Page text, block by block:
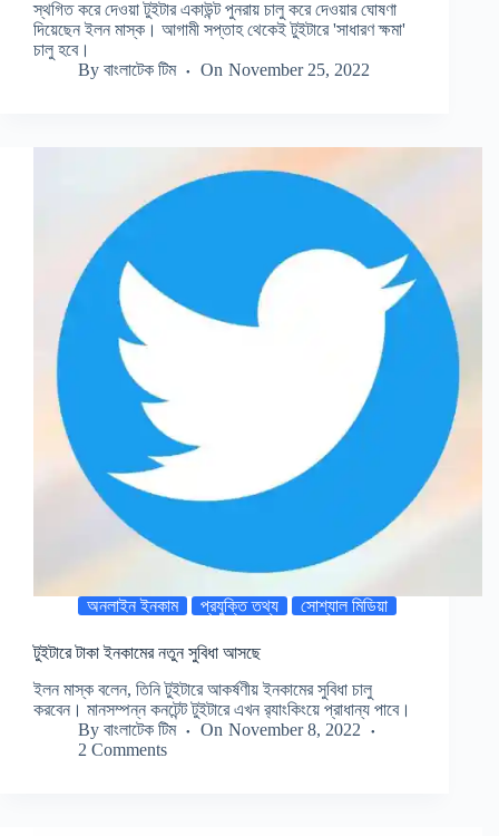
স্থগিত করে দেওয়া টুইটার একাউন্ট পুনরায় চালু করে দেওয়ার ঘোষণা
দিয়েছেন ইলন মাস্ক। আগামী সপ্তাহ থেকেই টুইটারে 'সাধারণ ক্ষমা'
চালু হবে।
By বাংলাটেক টিম On November 25, 2022
অনলাইন ইনকাম প্রযুক্তি তথ্য সোশ্যাল মিডিয়া
টুইটারে টাকা ইনকামের নতুন সুবিধা আসছে
ইলন মাস্ক বলেন, তিনি টুইটারে আকর্ষণীয় ইনকামের সুবিধা চালু
করবেন। মানসম্পন্ন কনটেন্ট টুইটারে এখন র‍্যাংকিংয়ে প্রাধান্য পাবে।
By বাংলাটেক টিম On November 8, 2022
2 Comments